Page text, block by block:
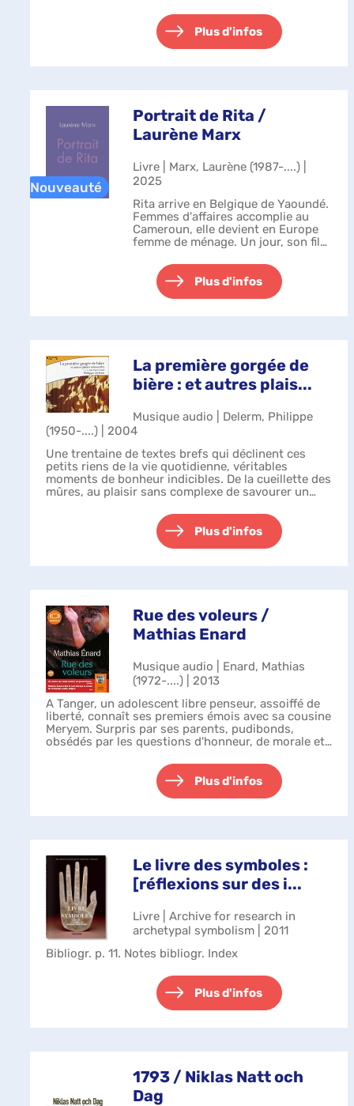
contemporains sur la place des
femmes, sur le chemin parcouru et
celui qui...
Plus d'infos
Portrait de Rita /
Laurène Marx
Livre | Marx, Laurène (1987-....) |
2025
Rita arrive en Belgique de Yaoundé.
Femmes d'affaires accomplie au
Cameroun, elle devient en Europe
femme de ménage. Un jour, son fils,
retrouve plaqué au sol par la police
après un mouvement de colè...
Plus d'infos
La première gorgée de
bière : et autres plais...
Musique audio | Delerm, Philippe
(1950-....) | 2004
Une trentaine de textes brefs qui déclinent ces
petits riens de la vie quotidienne, véritables
moments de bonheur indicibles. De la cueillette des
mûres, au plaisir sans complexe de savourer un
Plus d'infos
Rue des voleurs /
Mathias Enard
Musique audio | Enard, Mathias
(1972-....) | 2013
A Tanger, un adolescent libre penseur, assoiffé de
liberté, connaît ses premiers émois avec sa cousine
Meryem. Surpris par ses parents, pudibonds,
obsédés par les questions d'honneur, de morale et
Plus d'infos
Le livre des symboles :
[réflexions sur des i...
Livre | Archive for research in
archetypal symbolism | 2011
Bibliogr. p. 11. Notes bibliogr. Index
Plus d'infos
1793 / Niklas Natt och
Dag